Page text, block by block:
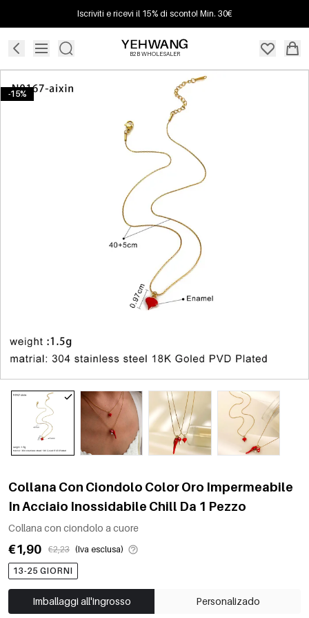
Iscriviti e ricevi il 15% di sconto! Min. 30€
B2B WHOLESALER
-15%
Collana Con Ciondolo Color Oro Impermeabile
In Acciaio Inossidabile Chill Da 1 Pezzo
Collana con ciondolo a cuore
€1,90 €2,23 (Iva esclusa)
13-25 GIORNI
Imballaggi all'ingrosso Personalizado